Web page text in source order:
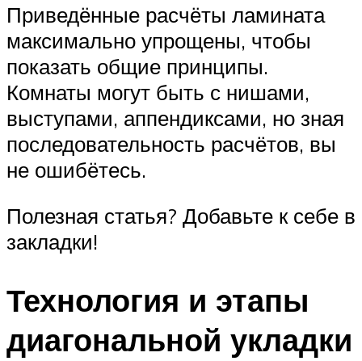
Приведённые расчёты ламината
максимально упрощены, чтобы
показать общие принципы.
Комнаты могут быть с нишами,
выступами, аппендиксами, но зная
последовательность расчётов, вы
не ошибётесь.
Полезная статья? Добавьте к себе в
закладки!
Технология и этапы
диагональной укладки